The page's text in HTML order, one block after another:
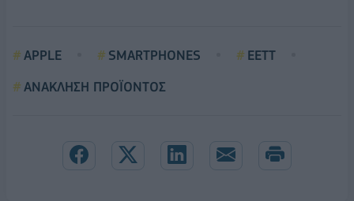
APPLE SMARTPHONES
ΕΕΤΤ
ΑΝΑΚΛΗΣΗ ΠΡΟΪΟΝΤΟΣ